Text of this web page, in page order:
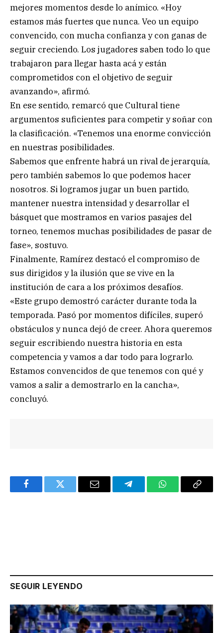
mejores momentos desde lo anímico. «Hoy
estamos más fuertes que nunca. Veo un equipo
convencido, con mucha confianza y con ganas de
seguir creciendo. Los jugadores saben todo lo que
trabajaron para llegar hasta acá y están
comprometidos con el objetivo de seguir
avanzando», afirmó.
En ese sentido, remarcó que Cultural tiene
argumentos suficientes para competir y soñar con
la clasificación. «Tenemos una enorme convicción
en nuestras posibilidades.
Sabemos que enfrente habrá un rival de jerarquía,
pero también sabemos lo que podemos hacer
nosotros. Si logramos jugar un buen partido,
mantener nuestra intensidad y desarrollar el
básquet que mostramos en varios pasajes del
torneo, tenemos muchas posibilidades de pasar de
fase», sostuvo.
Finalmente, Ramírez destacó el compromiso de
sus dirigidos y la ilusión que se vive en la
institución de cara a los próximos desafíos.
«Este grupo demostró carácter durante toda la
temporada. Pasó por momentos difíciles, superó
obstáculos y nunca dejó de creer. Ahora queremos
seguir escribiendo nuestra historia en esta
competencia y vamos a dar todo para lograrlo.
Estamos convencidos de que tenemos con qué y
vamos a salir a demostrarlo en la cancha»,
concluyó.
FacebookTwitter Email TelegramWhatsAppCopy
SEGUIR LEYENDO